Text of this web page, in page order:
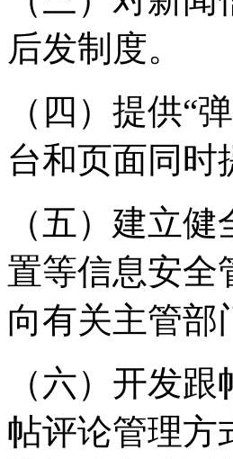
后发制度。
（四）提供“
台和页面同时
（五）建立
置等信息安全
向有关主管部
（六）开发
帖评论管理方